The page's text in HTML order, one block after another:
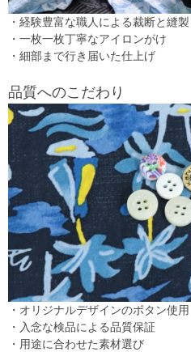
・経験豊富な職人による裁断と縫製
・一枚一枚丁寧なアイロンがけ
・細部まで行き届いた仕上げ
品質へのこだわり
・オリジナルデザインのボタン使用
・入念な検品による品質保証
・用途に合わせた素材選び